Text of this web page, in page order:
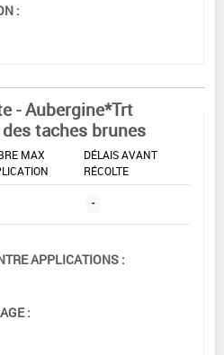
:
- Aubergine*Trt
taches brunes
MAX
DÉLAIS AVANT
RÉCOLTE
-
APPLICATIONS :
: